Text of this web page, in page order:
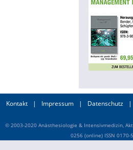
Supplements
Kontakt | Impressum | Datenschutz |
© 2003-2020 Anästhesiologie & Intensivmedizin,
0256 (online) ISSN 0170-